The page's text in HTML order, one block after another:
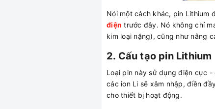
Nói một cách khác, pin Lithium
điện trước đây. Nó không chỉ
kim loại nặng), cũng như nâng
2. Cấu tạo pin Lithium
Loại pin này sử dụng điện cực
các ion Li sẽ xâm nhập, điền
cho thiết bị hoạt động.